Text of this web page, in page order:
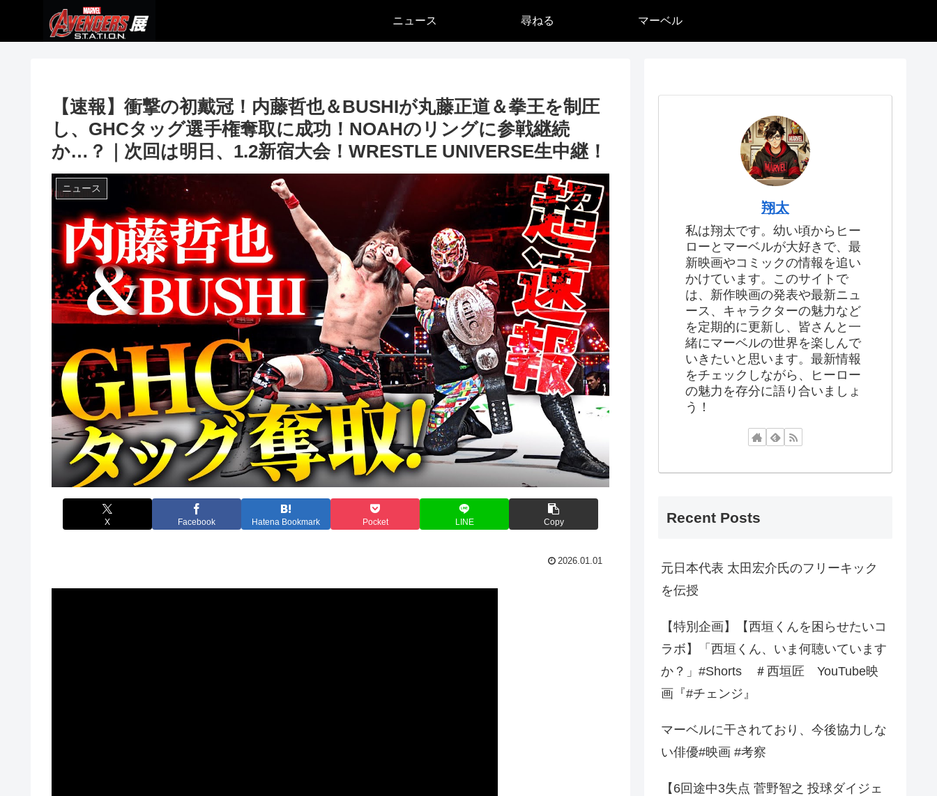
ニュース 尋ねる マーベル
【速報】衝撃の初戴冠！内藤哲也＆BUSHIが丸藤正道＆拳王を制圧
し、GHCタッグ選手権奪取に成功！NOAHのリングに参戦継続
か…？｜次回は明日、1.2新宿大会！WRESTLE UNIVERSE生中継！
ニュース
X Facebook Hatena Bookmark Pocket LINE Copy
2026.01.01
翔太
私は翔太です。幼い頃からヒー
ローとマーベルが大好きで、最
新映画やコミックの情報を追い
かけています。このサイトで
は、新作映画の発表や最新ニュ
ース、キャラクターの魅力など
を定期的に更新し、皆さんと一
緒にマーベルの世界を楽しんで
いきたいと思います。最新情報
をチェックしながら、ヒーロー
の魅力を存分に語り合いましょ
う！
Recent Posts
元日本代表 太田宏介氏のフリーキック
を伝授
【特別企画】【西垣くんを困らせたいコ
ラボ】「西垣くん、いま何聴いています
か？」#Shorts ＃西垣匠 YouTube映
画『#チェンジ』
マーベルに干されており、今後協力しな
い俳優#映画 #考察
【6回途中3失点 菅野智之 投球ダイジェ